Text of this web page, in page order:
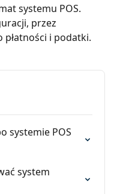
systemu POS.
przez
płatności i podatki.
systemie POS
system